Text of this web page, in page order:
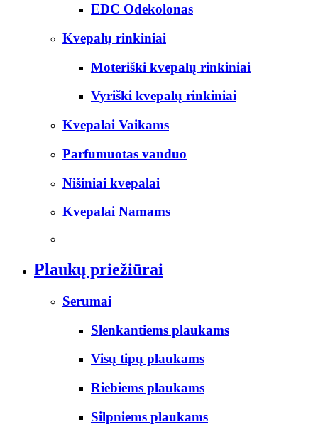
EDC Odekolonas
Kvepalų rinkiniai
Moteriški kvepalų rinkiniai
Vyriški kvepalų rinkiniai
Kvepalai Vaikams
Parfumuotas vanduo
Nišiniai kvepalai
Kvepalai Namams
Plaukų priežiūrai
Serumai
Slenkantiems plaukams
Visų tipų plaukams
Riebiems plaukams
Silpniems plaukams